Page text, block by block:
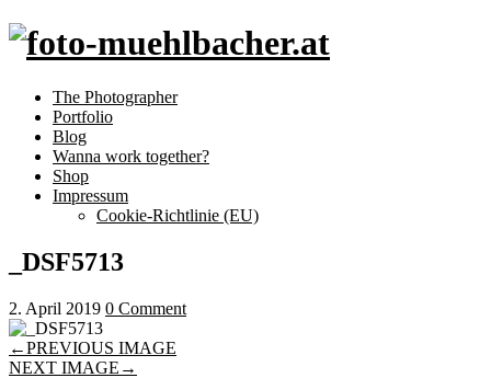
The Photographer
Portfolio
Blog
Wanna work together?
Shop
Impressum
Cookie-Richtlinie (EU)
_DSF5713
2. April 2019 0 Comment
←PREVIOUS IMAGE
NEXT IMAGE →